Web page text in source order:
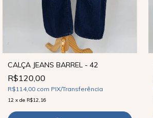
CALÇA JEANS BARREL - 42
R$120,00
R$114,00 com PIX/Transferência
12 x de R$12,16